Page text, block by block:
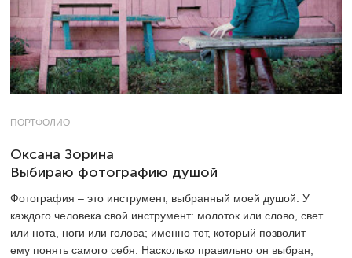
ПОРТФОЛИО
Оксана Зорина
Выбираю фотографию душой
Фотография – это инструмент, выбранный моей душой. У
каждого человека свой инструмент: молоток или слово, свет
или нота, ноги или голова; именно тот, который позволит
ему понять самого себя. Насколько правильно он выбран,